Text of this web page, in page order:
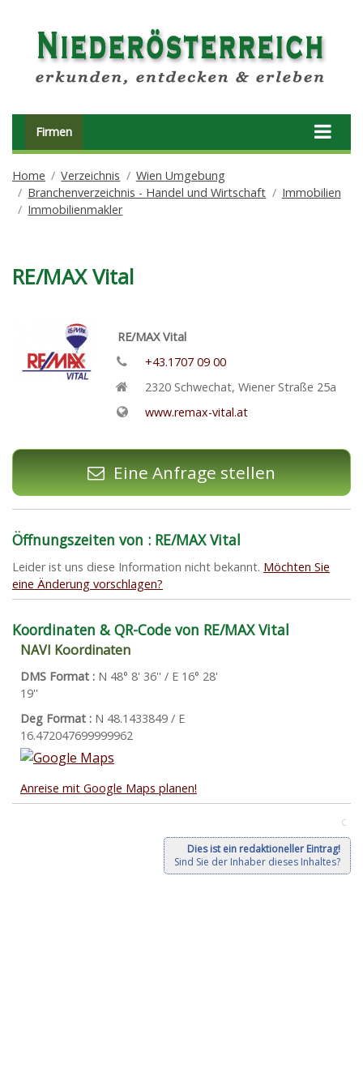
Firmen
Home Verzeichnis
Wien Umgebung
Branchenverzeichnis - Handel und Wirtschaft
Immobilien
Immobilienmakler
RE/MAX Vital
RE/MAX Vital
+43.1707 09 00
2320 Schwechat,Wiener Straße 25a
www.remax-vital.at
Eine Anfrage stellen
Öffnungszeiten von : RE/MAX Vital
Leider ist uns diese Information nicht bekannt. Möchten Sie
eine Änderung vorschlagen?
Koordinaten & QR-Code von RE/MAX Vital
NAVI Koordinaten
DMS Format : N 48° 8' 36'' / E 16° 28'
19''
Deg Format : N 48.1433849 / E
16.472047699999962
Anreise mit Google Maps planen!
C
Dies ist ein redaktioneller Eintrag!
Sind Sie der Inhaber dieses Inhaltes?